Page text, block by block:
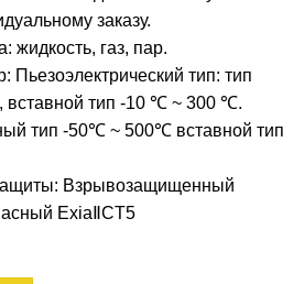
заказу.
жидкость, газ, пар.
Пьезоэлектрический тип: тип
тип -10 ℃ ~ 300 ℃.
тип -50℃ ~ 500℃ вставной тип
Взрывозащищенный
ExiaⅡCT5